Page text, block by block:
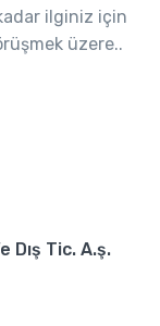
ilginiz için
üzere..
Dış Tic. A.ş.